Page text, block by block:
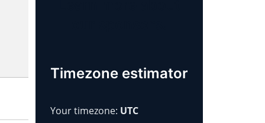
Timezone estimator
Your timezone: UTC